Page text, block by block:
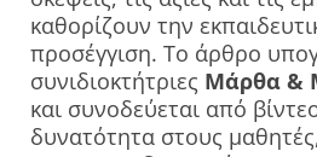
καθορίζουν την
προσέγγιση. Το άρθρο
συνιδιοκτήτριες Μάρθα &
και συνοδεύεται από
δυνατότητα στους